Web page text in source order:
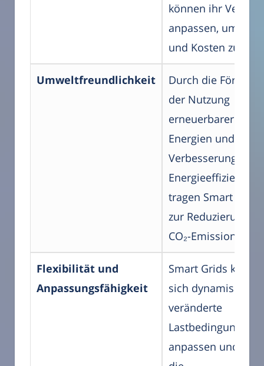
können ihr
anpassen, um
und Kosten zu
Umweltfreundlichkeit
Durch die
der Nutzung
erneuerbarer
Energien und die
Verbesserung der
Energieeffizienz
tragen Smart Grids
zur Reduzierung
CO₂-Emissionen
Flexibilität und
Anpassungsfähigkeit
Smart Grids
sich dynamisch an
veränderte
Lastbedingungen
anpassen und